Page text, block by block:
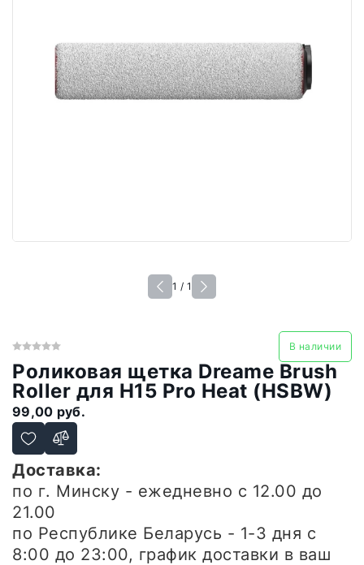
1 / 1
В наличии
Роликовая щетка Dreame Brush
Roller для H15 Pro Heat (HSBW)
99,00 руб.
Доставка:
по г. Минску - ежедневно с 12.00 до
21.00
по Республике Беларусь - 1-3 дня с
8:00 до 23:00, график доставки в ваш